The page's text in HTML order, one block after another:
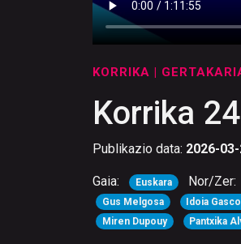
KORRIKA |
Korrika
Publikazio data: 2026-
Gaia: Euskara Nor/Zer:
Gus Melgosa
Idoia
Miren Dupouy
Pantxika